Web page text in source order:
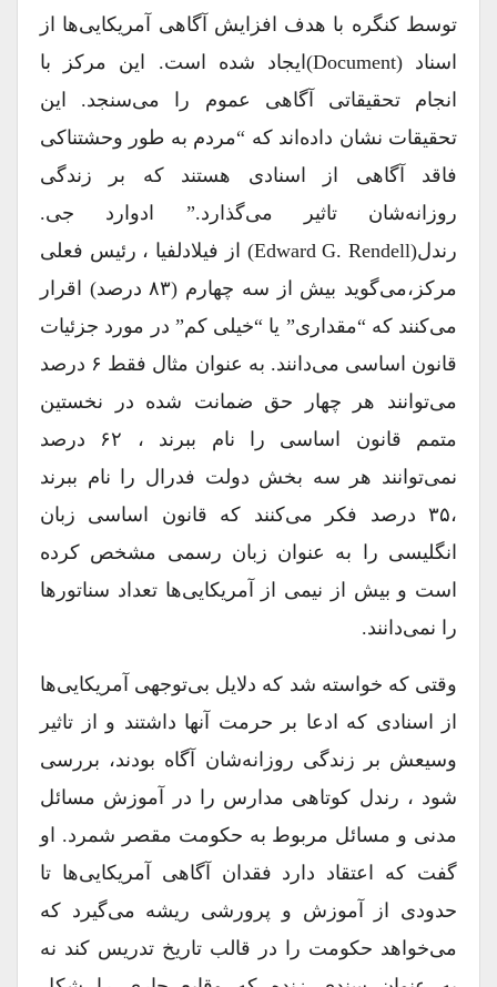
توسط کنگره با هدف افزایش آگاهی آمریکایی‌ها از
اسناد (document)ایجاد شده است. این مرکز با
انجام تحقیقاتی آگاهی عموم را می‌سنجد. این
تحقیقات نشان داده‌اند که “مردم به طور وحشتناکی
فاقد آگاهی‌ از اسنادی هستند که بر زندگی
روزانه‌شان تاثیر می‌گذارد.” ادوارد جی.
رندل(Edward G. Rendell) از فیلادلفیا ، رئیس فعلی
مرکز،می‌گوید بیش از سه چهارم (۸۳ درصد) اقرار
می‌کنند که “مقداری” یا “خیلی کم” در مورد جزئیات
قانون اساسی می‌دانند. به عنوان مثال فقط ۶ درصد
می‌توانند هر چهار حق ضمانت شده در نخستین
متمم قانون اساسی را نام ببرند ، ۶۲ درصد
نمی‌توانند هر سه بخش دولت فدرال را نام ببرند
،۳۵ درصد فکر می‌کنند که قانون اساسی زبان
انگلیسی را به عنوان زبان رسمی مشخص کرده
است و بیش از نیمی از آمریکایی‌ها تعداد سناتورها
را نمی‌دانند.
وقتی که خواسته شد که دلایل بی‌توجهی آمریکایی‌ها
از اسنادی که ادعا بر حرمت آنها داشتند و از تاثیر
وسیعش بر زندگی روزانه‌شان آگاه بودند، بررسی
شود ، رندل کوتاهی مدارس را در آموزش مسائل
مدنی و مسائل مربوط به حکومت مقصر شمرد. او
گفت که اعتقاد دارد فقدان آگاهی آمریکایی‌ها تا
حدودی از آموزش و پرورشی ریشه می‌گیرد که
می‌خواهد حکومت را در قالب تاریخ تدریس کند نه